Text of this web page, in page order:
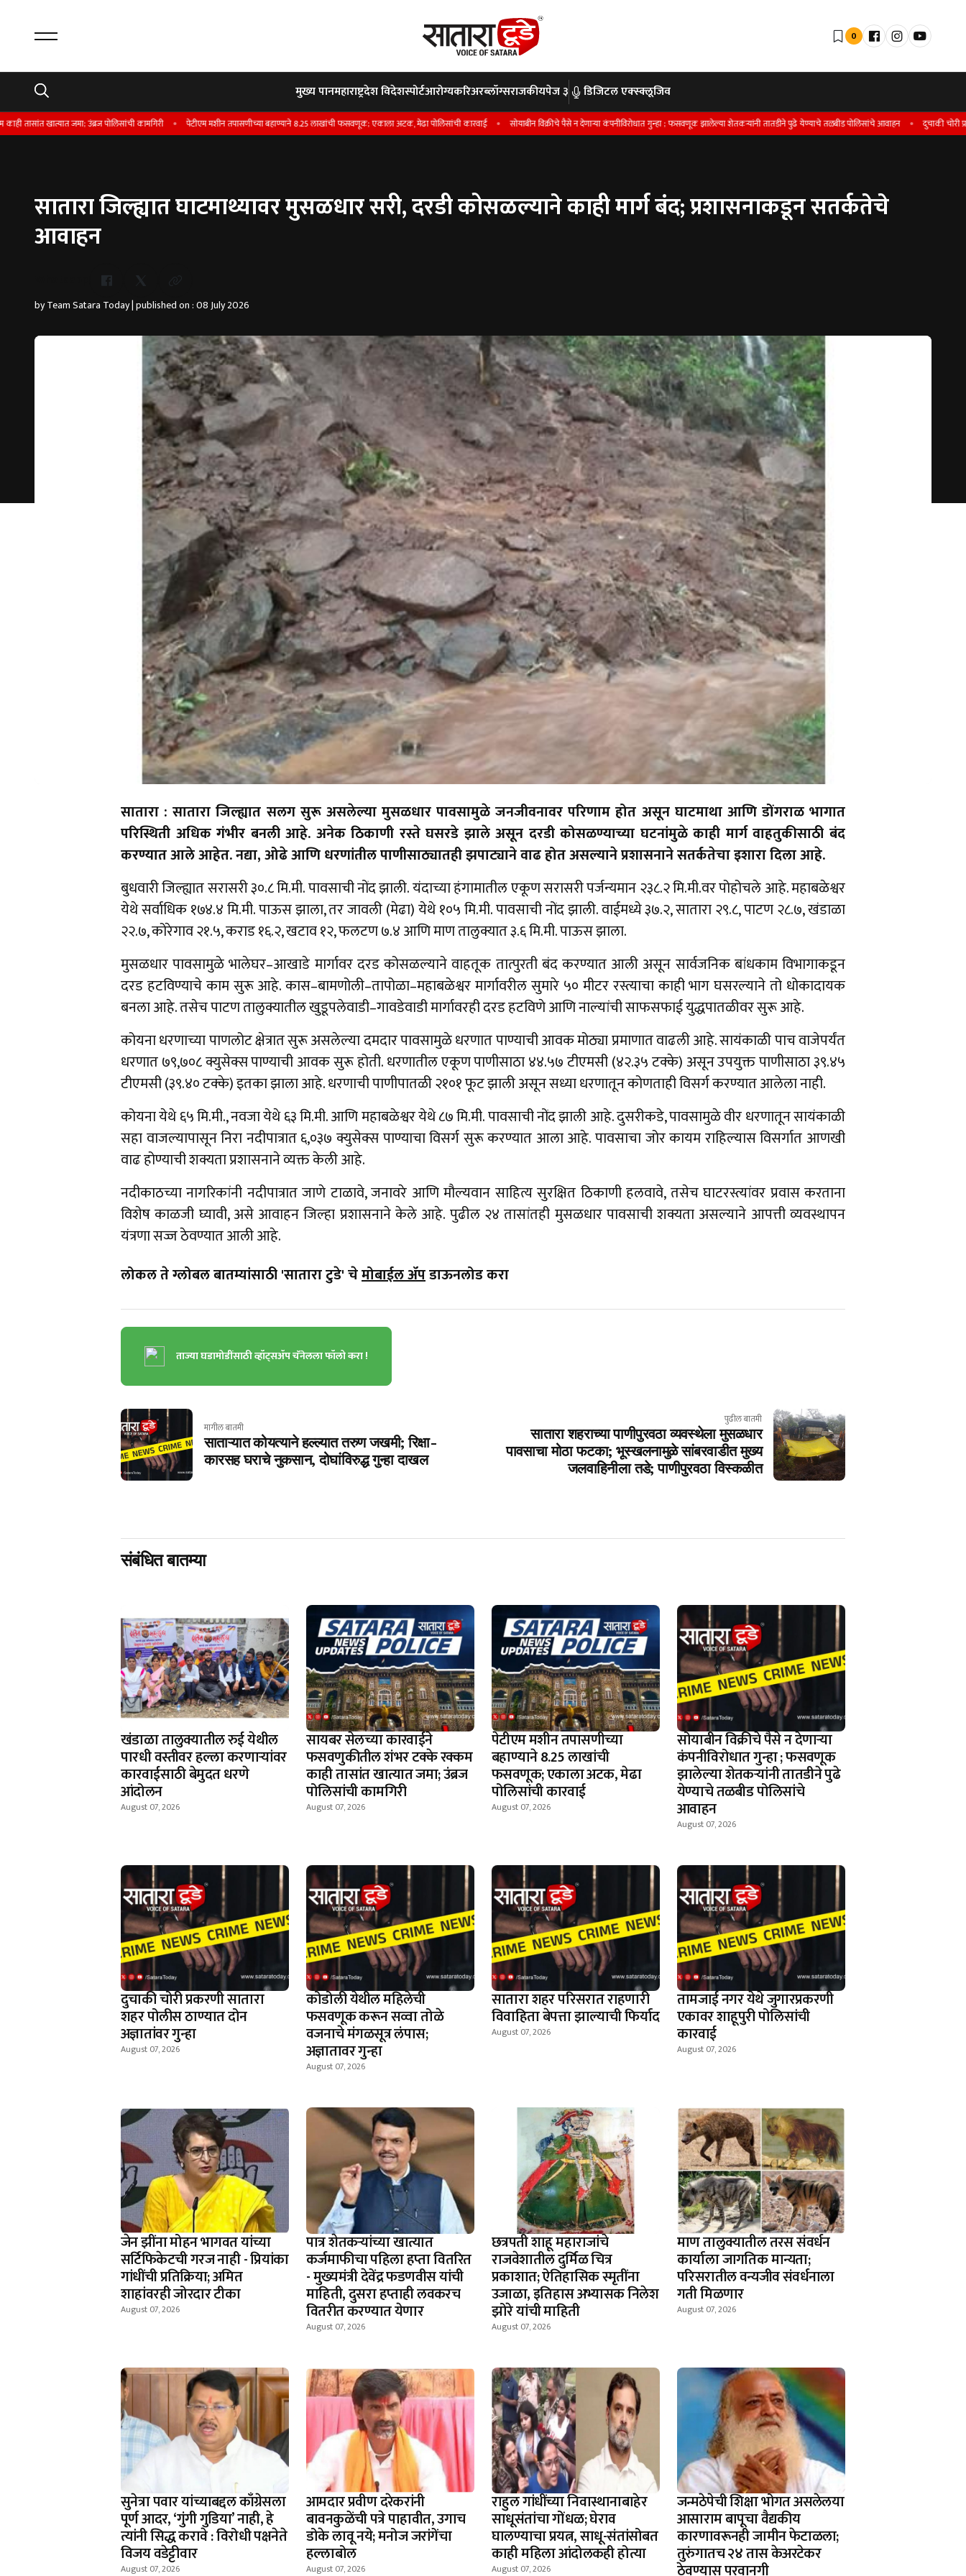
0
मुख्य पानमहाराष्ट्रदेश विदेशस्पोर्टआरोग्यकरिअरब्लॉग्सराजकीयपेज ३ डिजिटल एक्स्क्लूजिव
जमा; उंब्रज पोलिसांची कामगिरी पेटीएम मशीन तपासणीच्या बहाण्याने 8.25 लाखांची फसवणूक; एकाला अटक, मेढा पोलिसांची कारवाई सोयाबीन विक्रीचे पैसे न देणार्‍या कंपनीविरोधात गुन्हा ; फसवणूक झालेल्या शेतकर्‍यांनी तातडीने पुढे येण्याचे तळबीड पोलिसांचे आवाहन दुचाकी चोरी प्रकरणी
सातारा जिल्ह्यात घाटमाथ्यावर मुसळधार सरी, दरडी कोसळल्याने काही मार्ग बंद; प्रशासनाकडून सतर्कतेचे
आवाहन
by Team Satara Today | published on : 08 July 2026
सातारा : सातारा जिल्ह्यात सलग सुरू असलेल्या मुसळधार पावसामुळे जनजीवनावर परिणाम होत असून घाटमाथा आणि डोंगराळ भागात
परिस्थिती अधिक गंभीर बनली आहे. अनेक ठिकाणी रस्ते घसरडे झाले असून दरडी कोसळण्याच्या घटनांमुळे काही मार्ग वाहतुकीसाठी बंद
करण्यात आले आहेत. नद्या, ओढे आणि धरणांतील पाणीसाठ्यातही झपाट्याने वाढ होत असल्याने प्रशासनाने सतर्कतेचा इशारा दिला आहे.
बुधवारी जिल्ह्यात सरासरी ३०.८ मि.मी. पावसाची नोंद झाली. यंदाच्या हंगामातील एकूण सरासरी पर्जन्यमान २३८.२ मि.मी.वर पोहोचले आहे. महाबळेश्वर
येथे सर्वाधिक १७४.४ मि.मी. पाऊस झाला, तर जावली (मेढा) येथे १०५ मि.मी. पावसाची नोंद झाली. वाईमध्ये ३७.२, सातारा २९.८, पाटण २८.७, खंडाळा
२२.७, कोरेगाव २१.५, कराड १६.२, खटाव १२, फलटण ७.४ आणि माण तालुक्यात ३.६ मि.मी. पाऊस झाला.
मुसळधार पावसामुळे भालेघर–आखाडे मार्गावर दरड कोसळल्याने वाहतूक तात्पुरती बंद करण्यात आली असून सार्वजनिक बांधकाम विभागाकडून
दरड हटविण्याचे काम सुरू आहे. कास–बामणोली–तापोळा–महाबळेश्वर मार्गावरील सुमारे ५० मीटर रस्त्याचा काही भाग घसरल्याने तो धोकादायक
बनला आहे. तसेच पाटण तालुक्यातील खुडूपलेवाडी–गावडेवाडी मार्गावरही दरड हटविणे आणि नाल्यांची साफसफाई युद्धपातळीवर सुरू आहे.
कोयना धरणाच्या पाणलोट क्षेत्रात सुरू असलेल्या दमदार पावसामुळे धरणात पाण्याची आवक मोठ्या प्रमाणात वाढली आहे. सायंकाळी पाच वाजेपर्यंत
धरणात ७९,७०८ क्युसेक्स पाण्याची आवक सुरू होती. धरणातील एकूण पाणीसाठा ४४.५७ टीएमसी (४२.३५ टक्के) असून उपयुक्त पाणीसाठा ३९.४५
टीएमसी (३९.४० टक्के) इतका झाला आहे. धरणाची पाणीपातळी २१०१ फूट झाली असून सध्या धरणातून कोणताही विसर्ग करण्यात आलेला नाही.
कोयना येथे ६५ मि.मी., नवजा येथे ६३ मि.मी. आणि महाबळेश्वर येथे ८७ मि.मी. पावसाची नोंद झाली आहे. दुसरीकडे, पावसामुळे वीर धरणातून सायंकाळी
सहा वाजल्यापासून निरा नदीपात्रात ६,०३७ क्युसेक्स पाण्याचा विसर्ग सुरू करण्यात आला आहे. पावसाचा जोर कायम राहिल्यास विसर्गात आणखी
वाढ होण्याची शक्यता प्रशासनाने व्यक्त केली आहे.
नदीकाठच्या नागरिकांनी नदीपात्रात जाणे टाळावे, जनावरे आणि मौल्यवान साहित्य सुरक्षित ठिकाणी हलवावे, तसेच घाटरस्त्यांवर प्रवास करताना
विशेष काळजी घ्यावी, असे आवाहन जिल्हा प्रशासनाने केले आहे. पुढील २४ तासांतही मुसळधार पावसाची शक्यता असल्याने आपत्ती व्यवस्थापन
यंत्रणा सज्ज ठेवण्यात आली आहे.
लोकल ते ग्लोबल बातम्यांसाठी 'सातारा टुडे' चेमोबाईल ॲपडाऊनलोड करा
ताज्या घडामोडींसाठी व्हॉट्सॲप चॅनेलला फॉलो करा !
मागील बातमी
साताऱ्यात कोयत्याने हल्ल्यात तरुण जखमी; रिक्षा-
कारसह घराचे नुकसान, दोघांविरुद्ध गुन्हा दाखल
पुढील बातमी
सातारा शहराच्या पाणीपुरवठा व्यवस्थेला मुसळधार
पावसाचा मोठा फटका; भूस्खलनामुळे सांबरवाडीत मुख्य
जलवाहिनीला तडे; पाणीपुरवठा विस्कळीत
संबंधित बातम्या
खंडाळा तालुक्यातील रुई येथील
पारधी वस्तीवर हल्ला करणाऱ्यांवर
कारवाईसाठी बेमुदत धरणे
आंदोलन
August 07, 2026
सायबर सेलच्या कारवाईने
फसवणुकीतील शंभर टक्के रक्कम
काही तासांत खात्यात जमा; उंब्रज
पोलिसांची कामगिरी
August 07, 2026
पेटीएम मशीन तपासणीच्या
बहाण्याने 8.25 लाखांची
फसवणूक; एकाला अटक, मेढा
पोलिसांची कारवाई
August 07, 2026
सोयाबीन विक्रीचे पैसे न देणार्‍या
कंपनीविरोधात गुन्हा ; फसवणूक
झालेल्या शेतकर्‍यांनी तातडीने पुढे
येण्याचे तळबीड पोलिसांचे
आवाहन
August 07, 2026
दुचाकी चोरी प्रकरणी सातारा
शहर पोलीस ठाण्यात दोन
अज्ञातांवर गुन्हा
August 07, 2026
कोडोली येथील महिलेची
फसवणूक करून सव्वा तोळे
वजनाचे मंगळसूत्र लंपास;
अज्ञातावर गुन्हा
August 07, 2026
सातारा शहर परिसरात राहणारी
विवाहिता बेपत्ता झाल्याची फिर्याद
August 07, 2026
तामजाई नगर येथे जुगारप्रकरणी
एकावर शाहूपुरी पोलिसांची
कारवाई
August 07, 2026
जेन झींना मोहन भागवत यांच्या
सर्टिफिकेटची गरज नाही - प्रियांका
गांधींची प्रतिक्रिया; अमित
शाहांवरही जोरदार टीका
August 07, 2026
पात्र शेतकऱ्यांच्या खात्यात
कर्जमाफीचा पहिला हप्ता वितरित
- मुख्यमंत्री देवेंद्र फडणवीस यांची
माहिती, दुसरा हप्ताही लवकरच
वितरीत करण्यात येणार
August 07, 2026
छत्रपती शाहू महाराजांचे
राजवेशातील दुर्मिळ चित्र
प्रकाशात; ऐतिहासिक स्मृतींना
उजाळा, इतिहास अभ्यासक निलेश
झोरे यांची माहिती
August 07, 2026
माण तालुक्यातील तरस संवर्धन
कार्याला जागतिक मान्यता;
परिसरातील वन्यजीव संवर्धनाला
गती मिळणार
August 07, 2026
सुनेत्रा पवार यांच्याबद्दल काँग्रेसला
पूर्ण आदर, ‘गुंगी गुडिया’ नाही, हे
त्यांनी सिद्ध करावे : विरोधी पक्षनेते
विजय वडेट्टीवार
August 07, 2026
आमदार प्रवीण दरेकरांनी
बावनकुळेंची पत्रे पाहावीत, उगाच
डोके लावू नये; मनोज जरांगेंचा
हल्लाबोल
August 07, 2026
राहुल गांधींच्या निवास्थानाबाहेर
साधूसंतांचा गोंधळ; घेराव
घालण्याचा प्रयत्न, साधू-संतांसोबत
काही महिला आंदोलकही होत्या
August 07, 2026
जन्मठेपेची शिक्षा भोगत असलेलया
आसाराम बापूचा वैद्यकीय
कारणावरूनही जामीन फेटाळला;
तुरुंगातच २४ तास केअरटेकर
ठेवण्यास परवानगी